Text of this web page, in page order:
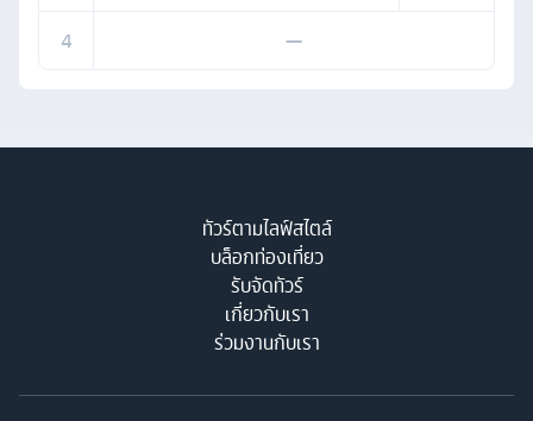
4
—
ทัวร์ตามไลฟ์สไตล์
บล็อกท่องเที่ยว
รับจัดทัวร์
เกี่ยวกับเรา
ร่วมงานกับเรา